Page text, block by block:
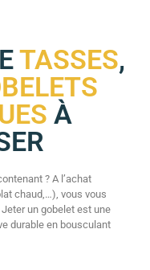
TASSES,
À
? A l’achat
chaud,…), vous vous
un gobelet est une
durable en bousculant